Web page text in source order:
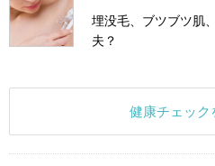
埋没毛、ブツブツ肌
夫？
健康チェック